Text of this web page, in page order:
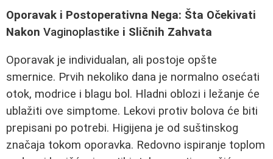
Oporavak i Postoperativna Nega: Šta Očekivati
Nakon Vaginoplastike i Sličnih Zahvata
Oporavak je individualan, ali postoje opšte
smernice. Prvih nekoliko dana je normalno osećati
otok, modrice i blagu bol. Hladni oblozi i ležanje će
ublažiti ove simptome. Lekovi protiv bolova će biti
prepisani po potrebi. Higijena je od suštinskog
značaja tokom oporavka. Redovno ispiranje toplom